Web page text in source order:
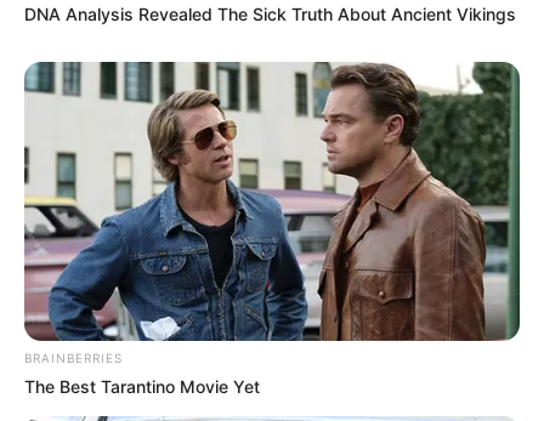
DNA Analysis Revealed The Sick Truth About Ancient Vikings
BRAINBERRIES
The Best Tarantino Movie Yet